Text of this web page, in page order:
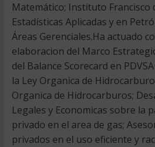
Matemático; Instituto Francisco
Estadísticas Aplicadas y en
Áreas Gerenciales.Ha actuado
elaboracion del Marco
del Balance Scorecard en
la Ley Organica de
Organica de Hidrocarburos;
Legales y Economicas sobre la
privado en el area de gas;
privados en el uso eficiente y